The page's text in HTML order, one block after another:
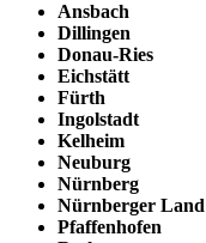
Ansbach
Dillingen
Donau-Ries
Eichstätt
Fürth
Ingolstadt
Kelheim
Neuburg
Nürnberg
Nürnberger Land
Pfaffenhofen